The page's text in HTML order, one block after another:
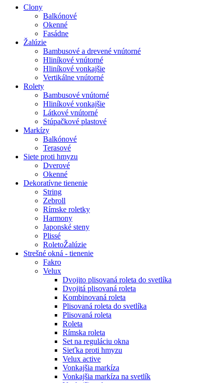
Clony
Balkónové
Okenné
Fasádne
Žalúzie
Bambusové a drevené vnútorné
Hliníkové vnútorné
Hliníkové vonkajšie
Vertikálne vnútorné
Rolety
Bambusové vnútorné
Hliníkové vonkajšie
Látkové vnútorné
Stúpačkové plastové
Markízy
Balkónové
Terasové
Siete proti hmyzu
Dverové
Okenné
Dekoratívne tienenie
String
Zebroll
Rímske roletky
Harmony
Japonské steny
Plissé
RoletoŽalúzie
Strešné okná - tienenie
Fakro
Velux
Dvojito plisovaná roleta do svetlíka
Dvojitá plisovaná roleta
Kombinovaná roleta
Plisovaná roleta do svetlíka
Plisovaná roleta
Roleta
Rímska roleta
Set na reguláciu okna
Sieťka proti hmyzu
Velux active
Vonkajšia markíza
Vonkajšia markíza na svetlík